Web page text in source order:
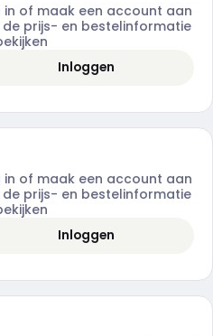
in of maak een account aan
de prijs- en bestelinformatie
Inloggen
in of maak een account aan
de prijs- en bestelinformatie
Inloggen